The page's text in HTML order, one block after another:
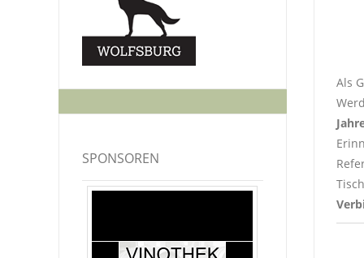
Als
SPONSOREN